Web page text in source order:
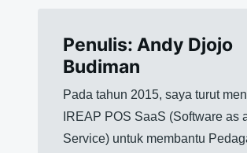
Penulis: Andy Djojo
Budiman
Pada tahun 2015, saya turut
IREAP POS SaaS (Software as
Service) untuk membantu